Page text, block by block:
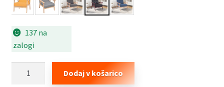
137 na
zalogi
Dodaj v košarico